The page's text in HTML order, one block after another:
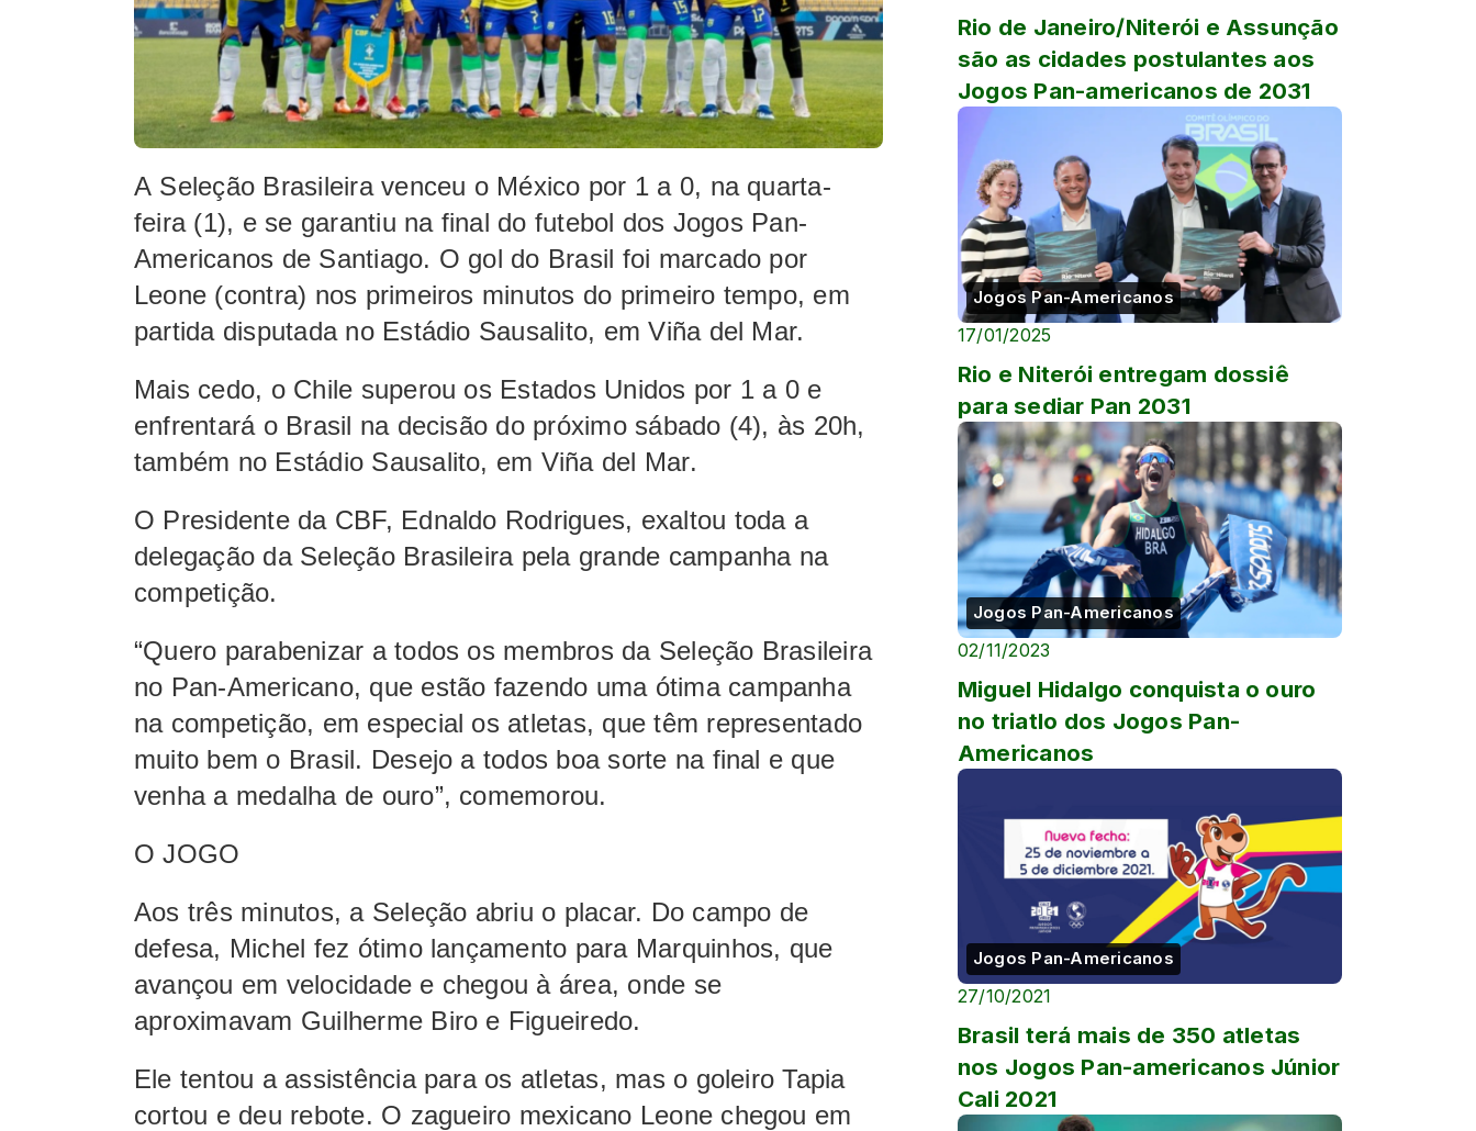
A Seleção Brasileiravenceu o México por 1 a 0, na quarta-
feira (1), e se garantiu na final do futebol dos Jogos Pan-
Americanos de Santiago. O gol do Brasil foi marcado por
Leone (contra) nos primeiros minutos do primeiro tempo, em
partida disputada no Estádio Sausalito, em Viña del Mar.
Mais cedo, o Chile superou os Estados Unidos por 1 a 0 e
enfrentará o Brasil na decisão do próximo sábado (4), às 20h,
também no Estádio Sausalito, em Viña del Mar.
O Presidente da CBF, Ednaldo Rodrigues, exaltou toda a
delegação da Seleção Brasileira pela grande campanha na
competição.
“Quero parabenizar a todos os membros da Seleção Brasileira
no Pan-Americano, que estão fazendo uma ótima campanha
na competição, em especial os atletas, que têm representado
muito bem o Brasil. Desejo a todos boa sorte na final e que
venha a medalha de ouro”, comemorou.
O JOGO
Aos três minutos, a Seleção abriu o placar. Do campo de
defesa, Michel fez ótimo lançamento para Marquinhos, que
avançou em velocidade e chegou à área, onde se
aproximavam Guilherme Biro e Figueiredo.
Ele tentou a assistência para os atletas, mas o goleiro Tapia
cortou e deu rebote. O zagueiro mexicano Leone chegou em
Rio de Janeiro/Niterói e Assunção
são as cidades postulantes aos
Jogos Pan-americanos de 2031
Jogos Pan-Americanos
17/01/2025
Rio e Niterói entregam dossiê
para sediar Pan 2031
Jogos Pan-Americanos
02/11/2023
Miguel Hidalgo conquista o ouro
no triatlo dos Jogos Pan-
Americanos
Jogos Pan-Americanos
27/10/2021
Brasil terá mais de 350 atletas
nos Jogos Pan-americanos Júnior
Cali 2021